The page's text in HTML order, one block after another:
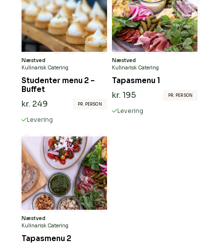
Næstved
Kulinarisk Catering
Studenter menu 2 –
Buffet
kr. 249 PR. PERSON
Levering
Næstved
Kulinarisk Catering
Tapasmenu 1
kr. 195 PR. PERSON
Levering
Næstved
Kulinarisk Catering
Tapasmenu 2